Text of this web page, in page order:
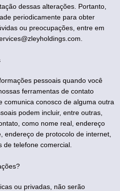
dessas alterações. Portanto,
periodicamente para obter
ou preocupações, entre em
pessoais quando você
ferramentas de contato
comunica conosco de alguma outra
podem incluir, entre outras,
como nome real, endereço
endereço de protocolo de internet,
telefone comercial.
ou privadas, não serão